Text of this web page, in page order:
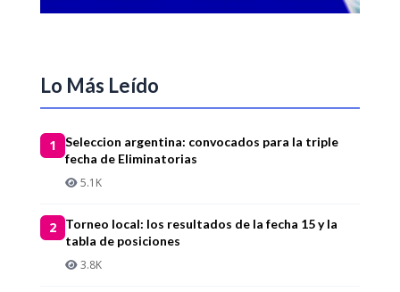
Lo Más Leído
1
Seleccion argentina: convocados para la triple
fecha de Eliminatorias
5.1K
2
Torneo local: los resultados de la fecha 15 y la
tabla de posiciones
3.8K